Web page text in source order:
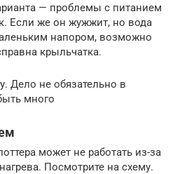
— проблемы с питанием
Если же он жужжит, но вода
напором, возможно
крыльчатка.
Дело не обязательно в
много
может не работать из-за
Посмотрите на схему.